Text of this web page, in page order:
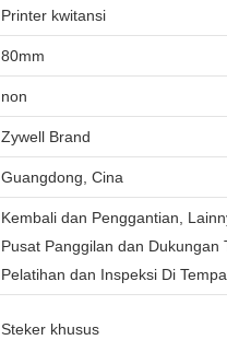
Printer kwitansi
80mm
non
Zywell Brand
Guangdong, Cina
Kembali dan Penggantian,
Pusat Panggilan dan Dukungan
Pelatihan dan Inspeksi Di
Steker khusus